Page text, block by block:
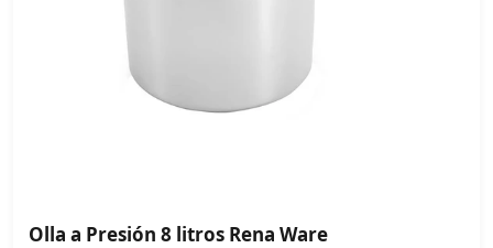
Olla a Presión 8 litros Rena Ware